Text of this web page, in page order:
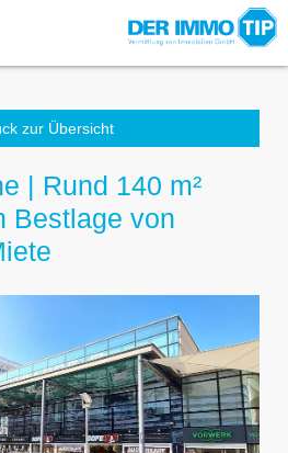
zur Übersicht
| Rund 140 m²
Bestlage von